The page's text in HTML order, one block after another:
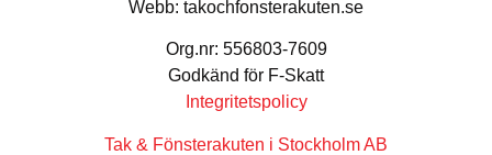
Webb: takochfonsterakuten.se
Org.nr: 556803-7609
Godkänd för F-Skatt
Integritetspolicy
Tak & Fönsterakuten i Stockholm AB